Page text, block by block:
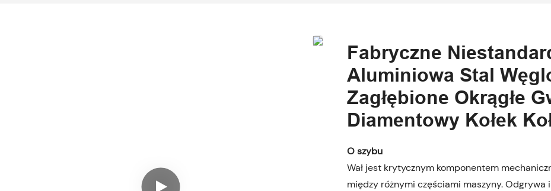
Fabryczne
Aluminiowa Stal
Zagłębione Okrągłe
Diamentowy Kołek
O szybu
Wał jest krytycznym komponentem
między różnymi częściami maszyny.